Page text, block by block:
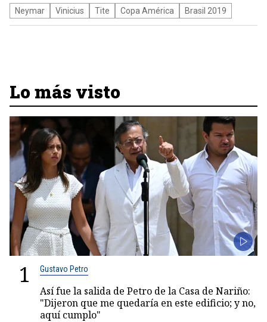
Neymar Vinicius Tite Copa América Brasil 2019
Lo más visto
1 Gustavo Petro
Así fue la salida de Petro de la Casa de Nariño:
"Dijeron que me quedaría en este edificio; y no,
aquí cumplo"